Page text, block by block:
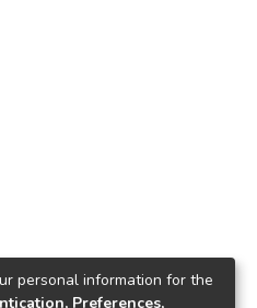
personal information for the
Preferences,